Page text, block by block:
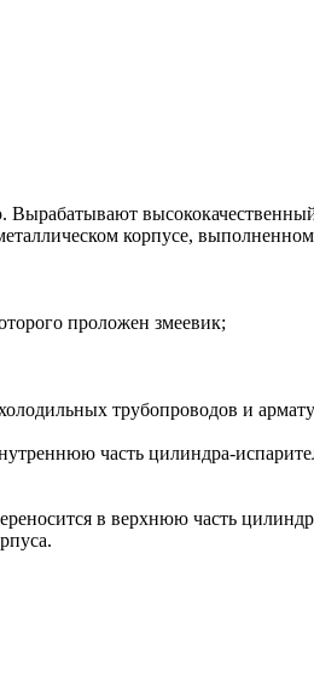
корпусе,
проложен змеевик;
трубопроводов и
часть цилиндра-
в верхнюю часть